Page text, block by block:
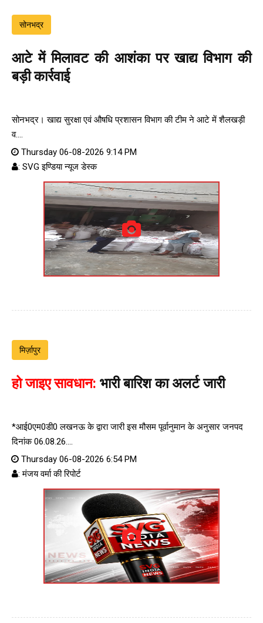
सोनभद्र
आटे में मिलावट की आशंका पर खाद्य विभाग की
बड़ी कार्रवाई
सोनभद्र। खाद्य सुरक्षा एवं औषधि प्रशासन विभाग की टीम ने आटे में शैलखड़ी
व....
Thursday 06-08-2026 9:14 PM
: SVG इण्डिया न्यूज डेस्क
मिर्ज़ापुर
हो जाइए सावधान: भारी बारिश का अलर्ट जारी
*आई0एम0डी0 लखनऊ के द्वारा जारी इस मौसम पूर्वानुमान के अनुसार जनपद
दिनांक 06.08.26....
Thursday 06-08-2026 6:54 PM
: मंजय वर्मा की रिपोर्ट